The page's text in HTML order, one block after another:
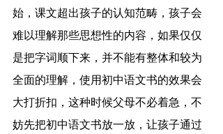
始，课文超出孩子的认知范畴，孩子会
难以理解那些思想性的内容，如果仅仅
是把字词顺下来，并不能有整体和较为
全面的理解，使用初中语文书的效果会
大打折扣，这种时候父母不必着急，不
妨先把初中语文书放一放，让孩子通过